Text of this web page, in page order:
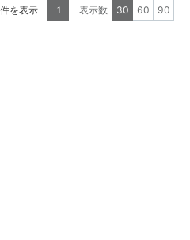
を表示 1 表示数 30 60 90